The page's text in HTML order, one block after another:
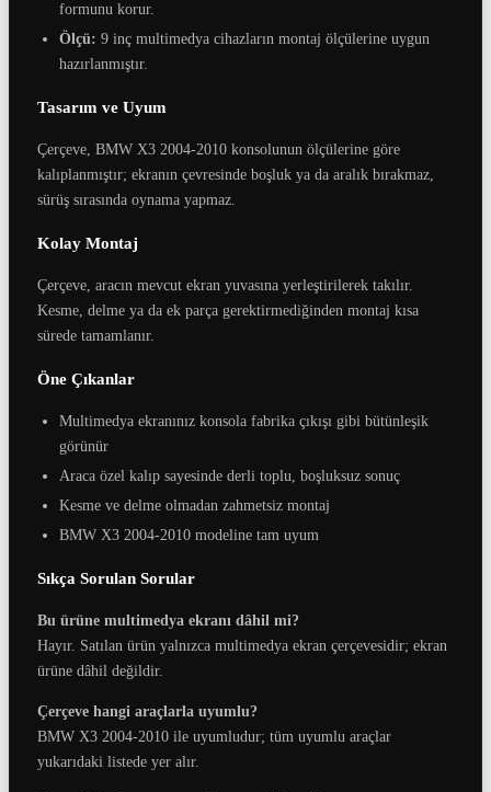
formunu korur.
Ölçü: 9 inç multimedya cihazların montaj ölçülerine uygun
hazırlanmıştır.
Tasarım ve Uyum
Çerçeve, BMW X3 2004-2010 konsolunun ölçülerine göre
kalıplanmıştır; ekranın çevresinde boşluk ya da aralık bırakmaz,
sürüş sırasında oynama yapmaz.
Kolay Montaj
Çerçeve, aracın mevcut ekran yuvasına yerleştirilerek takılır.
Kesme, delme ya da ek parça gerektirmediğinden montaj kısa
sürede tamamlanır.
Öne Çıkanlar
Multimedya ekranınız konsola fabrika çıkışı gibi bütünleşik
görünür
Araca özel kalıp sayesinde derli toplu, boşluksuz sonuç
Kesme ve delme olmadan zahmetsiz montaj
BMW X3 2004-2010 modeline tam uyum
Sıkça Sorulan Sorular
Bu ürüne multimedya ekranı dâhil mi?
Hayır. Satılan ürün yalnızca multimedya ekran çerçevesidir; ekran
ürüne dâhil değildir.
Çerçeve hangi araçlarla uyumlu?
BMW X3 2004-2010 ile uyumludur; tüm uyumlu araçlar
yukarıdaki listede yer alır.